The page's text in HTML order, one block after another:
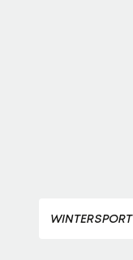
WINTERSPORT